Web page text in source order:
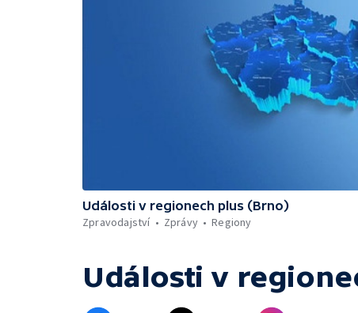
Události v regionech plus (Brno)
Zpravodajství
Zprávy Regiony
Události v